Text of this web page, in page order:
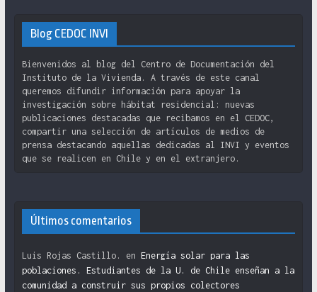
Blog CEDOC INVI
Bienvenidos al blog del Centro de Documentación del
Instituto de la Vivienda. A través de este canal
queremos difundir información para apoyar la
investigación sobre hábitat residencial: nuevas
publicaciones destacadas que recibamos en el CEDOC,
compartir una selección de artículos de medios de
prensa destacando aquellas dedicadas al INVI y eventos
que se realicen en Chile y en el extranjero.
Últimos comentarios
Luis Rojas Castillo. en Energía solar para las
poblaciones. Estudiantes de la U. de Chile enseñan a la
comunidad a construir sus propios colectores